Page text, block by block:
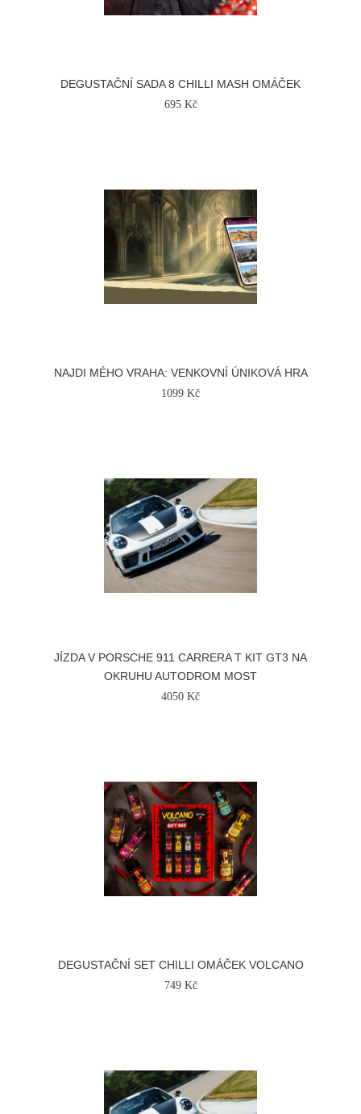
DEGUSTAČNÍ SADA 8 CHILLI MASH OMÁČEK
695 Kč
NAJDI MÉHO VRAHA: VENKOVNÍ ÚNIKOVÁ HRA
1099 Kč
JÍZDA V PORSCHE 911 CARRERA T KIT GT3 NA
OKRUHU AUTODROM MOST
4050 Kč
DEGUSTAČNÍ SET CHILLI OMÁČEK VOLCANO
749 Kč